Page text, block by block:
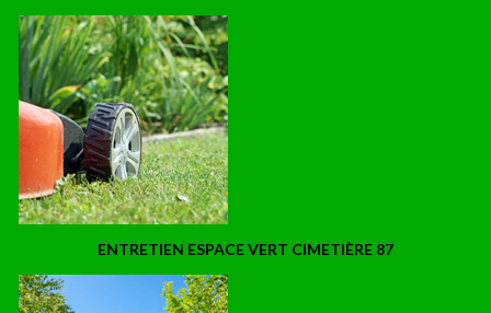
ENTRETIEN ESPACE VERT CIMETIÈRE 87